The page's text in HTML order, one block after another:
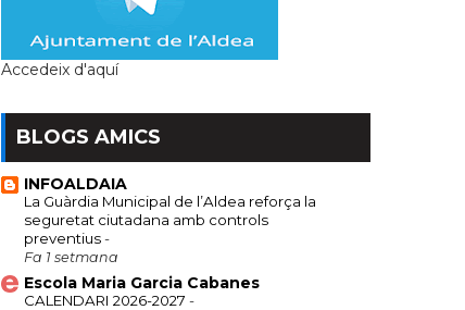
Accedeix d'aquí
BLOGS AMICS
INFOALDAIA
La Guàrdia Municipal de l’Aldea reforça la
seguretat ciutadana amb controls
preventius-
Fa 1 setmana
Escola Maria Garcia Cabanes
CALENDARI 2026-2027 -